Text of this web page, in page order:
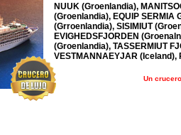
NUUK (Groenlandia),
(Groenlandia), EQUIP SERMIA
(Grroenlandia), SISIMIUT
EVIGHEDSFJORDEN
(Groenlandia), TASSERMIUT
VESTMANNAEYJAR (Iceland),
Un